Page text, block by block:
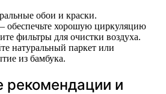
обои и краски.
обеспечьте хорошую циркуляцию
фильтры для очистки воздуха.
натуральный паркет или
из бамбука.
рекомендации и